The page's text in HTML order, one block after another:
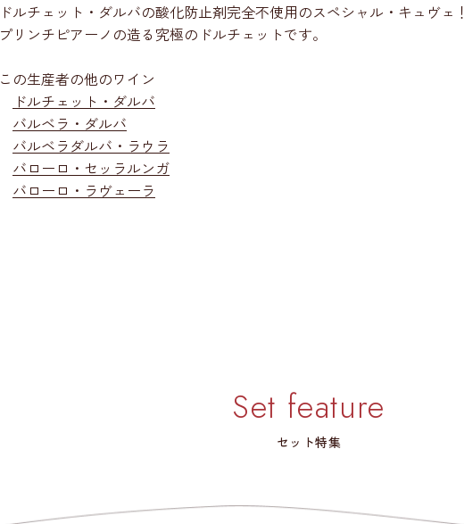
ドルチェット・ダルバの酸化防止剤完全不使用のスペシャル・キュヴェ！
プリンチピアーノの造る究極のドルチェットです。
この生産者の他のワイン
ドルチェット・ダルバ
バルベラ・ダルバ
バルベラダルバ・ラウラ
バローロ・セッラルンガ
バローロ・ラヴェーラ
Set feature
セット特集